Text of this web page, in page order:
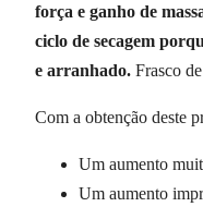
força e ganho de
ciclo de secagem
e arranhado. Frasco
Com a obtenção deste
Um aumento
Um aumento